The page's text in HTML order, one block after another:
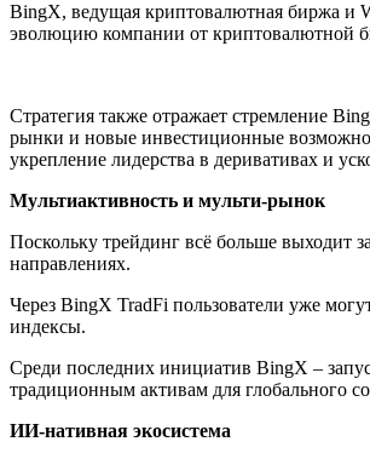
BingX, ведущая криптовалютная биржа и
эволюцию компании от криптовалютной
Стратегия также отражает стремление
рынки и новые инвестиционные
укрепление лидерства в деривативах и
Мультиактивность и мульти-рынок
Поскольку трейдинг всё больше выходит
направлениях.
Через BingX TradFi пользователи уже
индексы.
Среди последних инициатив BingX –
традиционным активам для глобального
ИИ-нативная экосистема